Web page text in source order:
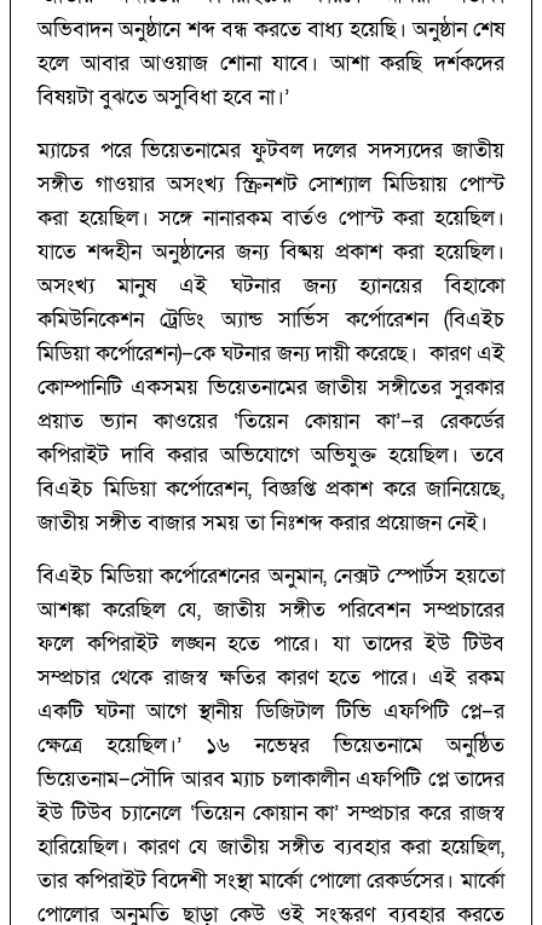
অভিবাদন অনুষ্ঠানে শব্দ বন্ধ করতে বাধ্য হয়েছি। অনুষ্ঠান শেষ
হলে আবার আওয়াজ শোনা যাবে। আশা করছি দর্শকদের
বিষয়টা বুঝতে অসুবিধা হবে না।’‌
ম্যাচের পরে ভিয়েতনামের ফুটবল দলের সদস্যদের জাতীয়
সঙ্গীত গাওয়ার অসংখ্য স্ক্রিনশট সোশ্যাল মিডিয়ায় পোস্ট
করা হয়েছিল। সঙ্গে নানারকম বার্তও পোস্ট করা হয়েছিল।
যাতে শব্দহীন অনুষ্ঠানের জন্য বিষ্ময় প্রকাশ করা হয়েছিল।
অসংখ্য মানুষ এই ঘটনার জন্য হ্যান‌য়ের বিহাকো
কমিউনিকেশন ট্রেডিং অ্যান্ড সার্ভিস কর্পোরেশন (বিএইচ
মিডিয়া কর্পোরেশন)–কে ঘটনার জন্য দায়ী করেছে। কারণ এই
কোম্পানিটি একসময় ভিয়েতনামের জাতীয় সঙ্গীতের সুরকার
প্রয়াত ভ্যান কাওয়ের ‘‌তিয়েন কোয়ান কা’‌–র রেকর্ডের
কপিরাইট দাবি করার অভিযোগে অভিযুক্ত হয়েছিল। তবে
বিএইচ মিডিয়া কর্পোরেশন, বিজ্ঞপ্তি প্রকাশ করে জানিয়েছে,
জাতীয় সঙ্গীত বাজার সময় তা নিঃশব্দ করার প্রয়োজন নেই।
বিএইচ মিডিয়া কর্পোরেশনের অনুমান, নেক্সট স্পোর্টস হয়তো
আশঙ্কা করেছিল যে, জাতীয় সঙ্গীত পরিবেশন সম্প্রচারের
ফলে কপিরাইট লঙ্ঘন হতে পারে। যা তাদের ইউ টিউব
সম্প্রচার থেকে রাজস্ব ক্ষতির কারণ হতে পারে। এই রকম
একটি ঘটনা আগে স্থানীয় ডিজিটাল টিভি এফপিটি প্লে–র
ক্ষেত্রে হয়েছিল।’‌ ১৬ নভেম্বর ভিয়েতনামে অনুষ্ঠিত
ভিয়েতনাম–সৌদি আরব ম্যাচ চলাকালীন এফপিটি প্লে তাদের
ইউ টিউব চ্যানেলে ‘‌তিয়েন কোয়ান কা’ সম্প্রচার করে রাজস্ব
হারিয়েছিল। কারণ যে জাতীয় সঙ্গীত ব্যবহার করা হয়েছিল,
তার কপিরাইট বিদেশী সংস্থা মার্কো পোলো রেকর্ডসের। মার্কো
পোলোর অনুমতি ছাড়া কেউ ওই সংস্করণ ব্যবহার করতে